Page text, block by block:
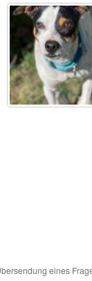
eines